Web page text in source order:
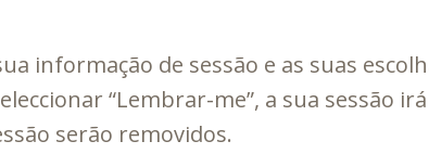
informação de sessão e as suas
“Lembrar-me”, a sua sessão
serão removidos.